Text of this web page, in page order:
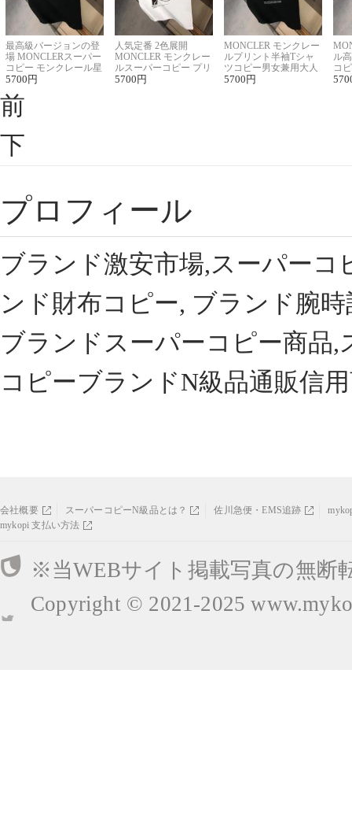
最高級バージョンの登
場 MONCLERスーパー
コピー モンクレール星
座半袖Tシャツ
5700 円
人気定番 2色展開
MONCLER モンクレー
ルスーパーコピー プリ
ント半袖Tシャツ
5700 円
MONCLER モンクレー
ルプリント半袖Tシャ
ツコピー男女兼用大人
可愛い春夏コーデ
5700 円
ル
コ
ィ
前
下
プロフィール
ブランド激安市場,スーパー
ンド財布コピー, ブランド腕
ブランドスーパーコピー商品
コピーブランドN級品通販信
会社概要 スーパーコピーN級品とは？ 佐川急便・EMS追跡
mykopi 支払い方法
※当WEBサイト掲載写真の無断
Copyright © 2021-2025